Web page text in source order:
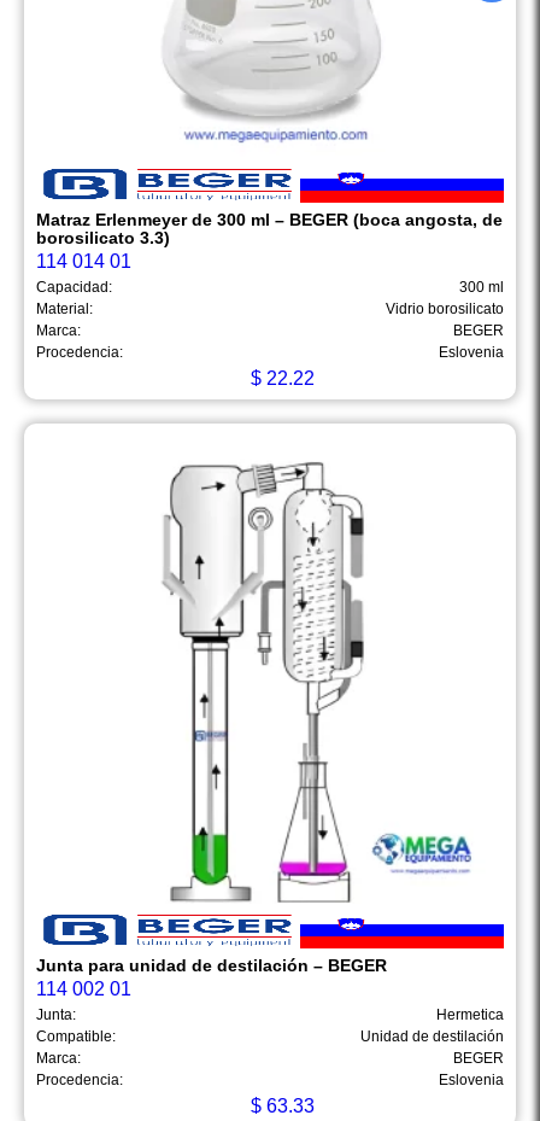
Matraz Erlenmeyer de 300 ml – BEGER (boca angosta, de
borosilicato 3.3)
114 014 01
Capacidad:
300 ml
Material:
Vidrio borosilicato
Marca:
BEGER
Procedencia:
Eslovenia
$22.22
Junta para unidad de destilación – BEGER
114 002 01
Junta:
Hermetica
Compatible:
Unidad de destilación
Marca:
BEGER
Procedencia:
Eslovenia
$63.33